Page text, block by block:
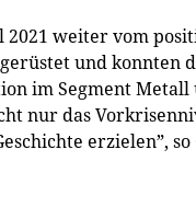
2021 weiter vom
und konnten
im Segment
nur das
erzielen”,